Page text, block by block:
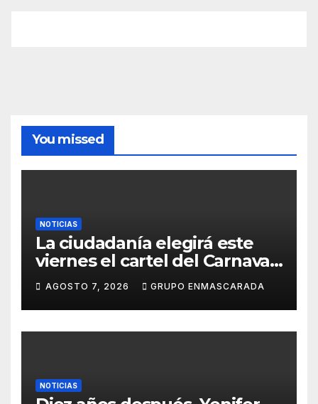
You missed
NOTICIAS
La ciudadanía elegirá este
viernes el cartel del Carnaval
de Las Palmas de Gran
Canaria 2027 en una gala
retransmitida por Televisión
Canaria
AGOSTO 7, 2026 GRUPO ENMASCARADA
NOTICIAS